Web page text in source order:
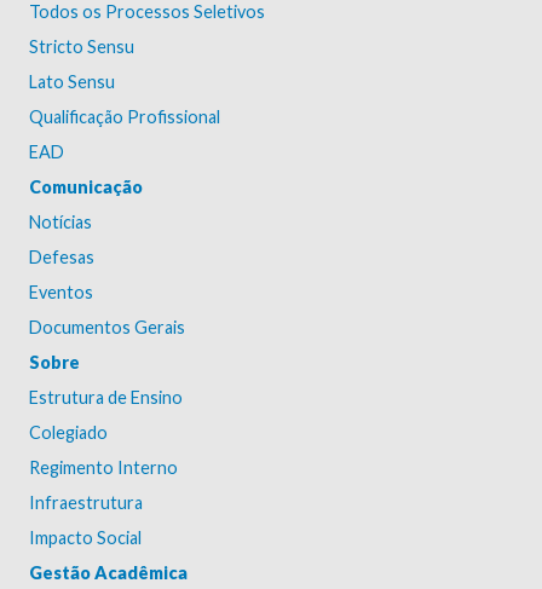
Todos os Processos Seletivos
Stricto Sensu
Lato Sensu
Qualificação Profissional
EAD
Comunicação
Notícias
Defesas
Eventos
Documentos Gerais
Sobre
Estrutura de Ensino
Colegiado
Regimento Interno
Infraestrutura
Impacto Social
Gestão Acadêmica